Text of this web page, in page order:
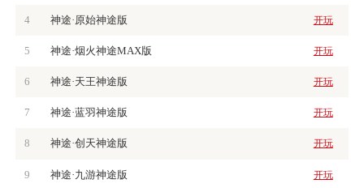
4 神途·原始神途版 开玩
5 神途·烟火神途MAX版 开玩
6 神途·天王神途版 开玩
7 神途·蓝羽神途版 开玩
8 神途·创天神途版 开玩
9 神途·九游神途版 开玩